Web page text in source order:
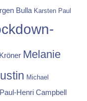
Bulla Karsten Paul
Melanie
Michael
Paul-Henri Campbell